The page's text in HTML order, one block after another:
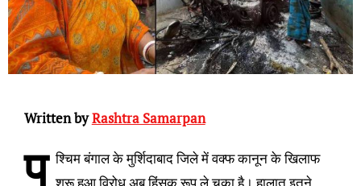
Written byRashtra Samarpan
प श्चिम बंगाल के मुर्शिदाबाद जिले में वक्फ कानून के खिलाफ